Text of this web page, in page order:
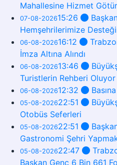
Mahallesine Hizmet
07-08-202615:26
Hemşehrilerimize
06-08-202616:12
İmza Altına Alındı
06-08-202613:46
Turistlerin Rehberi Oluyor
06-08-202612:32
05-08-202622:51
Otobüs Seferleri
05-08-202622:51
Gastronomi Şehri
05-08-202622:47
Başkan Genç 6 Bin 661